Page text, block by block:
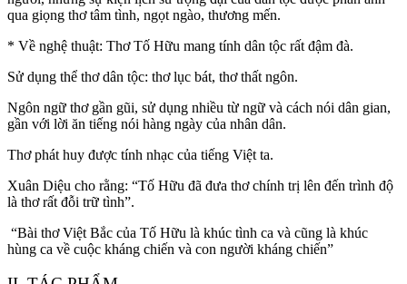
qua giọng thơ tâm tình, ngọt ngào, thương mến.
* Về nghệ thuật: Thơ Tố Hữu mang tính dân tộc rất đậm đà.
Sử dụng thể thơ dân tộc: thơ lục bát, thơ thất ngôn.
Ngôn ngữ thơ gần gũi, sử dụng nhiều từ ngữ và cách nói dân gian,
gần với lời ăn tiếng nói hàng ngày của nhân dân.
Thơ phát huy được tính nhạc của tiếng Việt ta.
Xuân Diệu cho rằng: “Tố Hữu đã đưa thơ chính trị lên đến trình độ
là thơ rất đỗi trữ tình”.
“Bài thơ Việt Bắc của Tố Hữu là khúc tình ca và cũng là khúc
hùng ca về cuộc kháng chiến và con người kháng chiến”